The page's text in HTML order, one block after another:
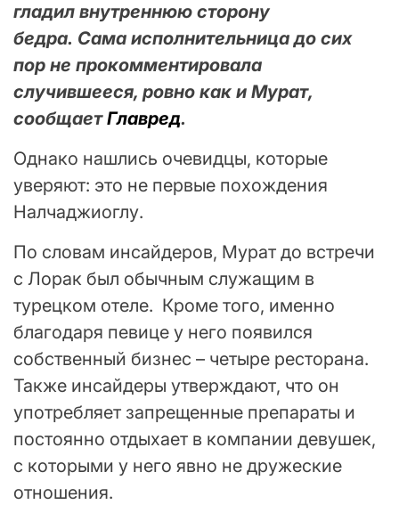
гладил внутреннюю сторону
бедра. Сама исполнительница до сих
пор не прокомментировала
случившееся, ровно как и Мурат,
сообщаетГлавред.
Однако нашлись очевидцы, которые
уверяют: это не первые похождения
Налчаджиоглу.
По словам инсайдеров, Мурат до встречи
с Лорак был обычным служащим в
турецком отеле. Кроме того, именно
благодаря певице у него появился
собственный бизнес – четыре ресторана.
Также инсайдеры утверждают, что он
употребляет запрещенные препараты и
постоянно отдыхает в компании девушек,
с которыми у него явно не дружеские
отношения.